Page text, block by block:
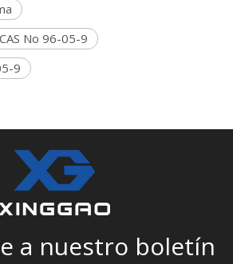
No 96-05-9
9
a nuestro boletín